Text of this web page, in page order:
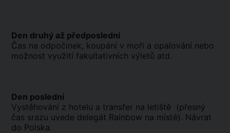
Den druhý až předposlední
Čas na odpočinek, koupání v moři a opalování nebo
možnost využití fakultativních výletů atd.
Den poslední
Vystěhování z hotelu a transfer na letiště (přesný
čas srazu uvede delegát Rainbow na místě). Návrat
do Polska.